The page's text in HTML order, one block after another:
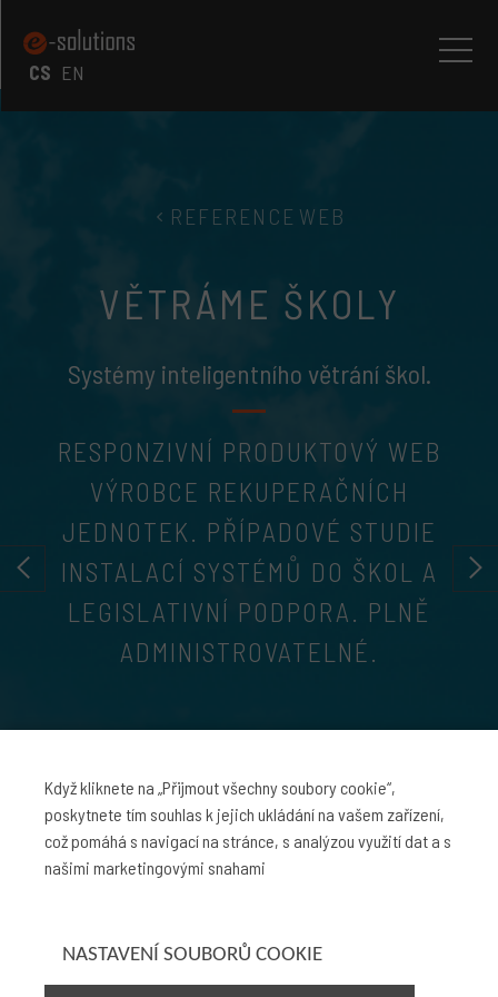
CS EN
REFERENCE WEB
VĚTRÁME ŠKOLY
Systémy inteligentního větrání škol.
RESPONZIVNÍ PRODUKTOVÝ WEB
VÝROBCE REKUPERAČNÍCH
JEDNOTEK. PŘÍPADOVÉ STUDIE
INSTALACÍ SYSTÉMŮ DO ŠKOL A
LEGISLATIVNÍ PODPORA. PLNĚ
ADMINISTROVATELNÉ.
částic CO2 na m3 je
legislativní norma
99%
500mil.
Když kliknete na „Přijmout všechny soubory cookie“,
poskytnete tím souhlas k jejich ukládání na vašem zařízení,
což pomáhá s navigací na stránce, s analýzou využití dat a s
našimi marketingovými snahami
NASTAVENÍ SOUBORŮ COOKIE